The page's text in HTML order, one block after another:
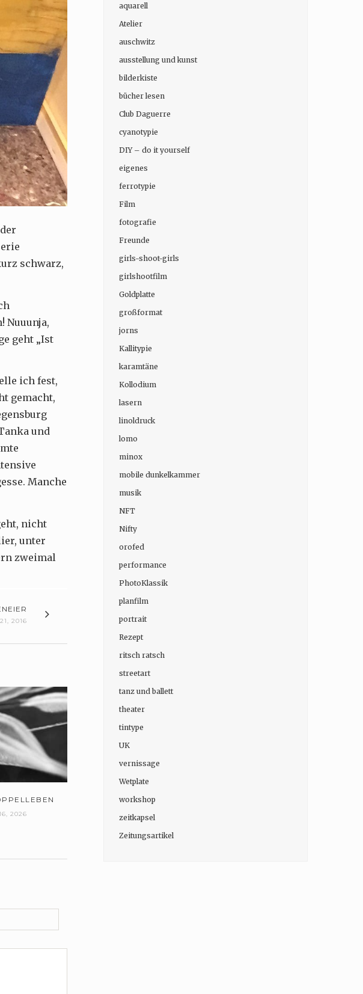
schwarz,
Nuuunja,
geht „Ist
ich fest,
gemacht,
und
Manche
nicht
unter
zweimal
2016
2026
aquarell
Atelier
auschwitz
ausstellung und kunst
bilderkiste
bücher lesen
Club Daguerre
cyanotypie
DIY – do it yourself
eigenes
ferrotypie
Film
fotografie
Freunde
girls-shoot-girls
girlshootfilm
Goldplatte
großformat
jorns
Kallitypie
karamtäne
Kollodium
lasern
linoldruck
lomo
minox
mobile dunkelkammer
musik
NFT
Nifty
orofed
performance
PhotoKlassik
planfilm
portrait
Rezept
ritsch ratsch
streetart
tanz und ballett
theater
tintype
UK
vernissage
Wetplate
workshop
zeitkapsel
Zeitungsartikel